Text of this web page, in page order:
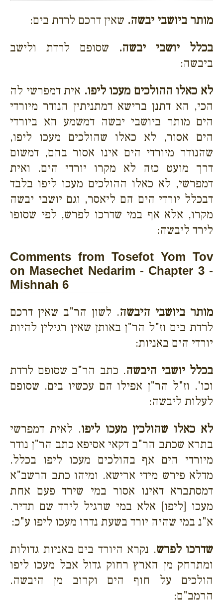
מותר ביושבי יבשה. שאין דרכם לרדת בים:
בכלל יושבי יבשה. שסופם לרדת ולישב
ביבשה:
לא כאלו ההולכים מעכו ליפו. אית דמפרשי לה
הכי, הא דתנן ברישא דמתניתין הנודר מיורדי
הים מותר ביושבי יבשה דמשמע הא ביורדי
הים אסור, לא כאלו שהולכים מעכו ליפו,
שהנודר מיורדי הים אינו אסור בהם, דמשום
דרך מועט כזה לא מקרו יורדי הים. ואית
דמפרשי, לא כאלו ההולכים מעכו ליפו בלבד
דבכלל יורדי הים הם ליאסר, וגם יושבי יבשה
מקרו, אלא אף במי שדרכו לפרש, לפי שסופו
לירד ליבשה:
Comments from Tosefot Yom Tov
on Masechet Nedarim - Chapter 3 -
Mishnah 6
מותר ביושבי היבשה. לשון הר"ב שאין דרכם
לרדת בים וז"ל הר"ן באותן שאין רגילין להיות
יורדי הים באניות:
בכלל יושבי היבשה. כתב הר"ב שסופם לרדת
וכו'. וז"ל הר"ן אפילו הם עכשיו בים. שסופם
לעלות ליבשה:
לא כאלו שהולכין מעכו ליפו. לאית דמפרשי
בתרא שכתב הר"ב דקאי אסיפא כתב הר"ן נודר
מיורדי הים אף בהולכים מעכו ליפו בכלל.
מדלא פירש מידי ארישא. ומיהו כתב הרשב"א
דמסתברא דאינו אסור במי שירד פעם אחת
מעכו [ליפו] אלא במי שרגיל לירד שם תדיר.
א"נ במי שהיה יורד בשעת נדרו מעכו ליפו ע"כ:
שדרכו לפרש. נקרא היורד בים באניות גדולות
ומתרחק מן הארץ רחוק גדול אבל מעכו ליפו
הולכים על חוף הים וקרוב מן היבשה.
הרמב"ם: